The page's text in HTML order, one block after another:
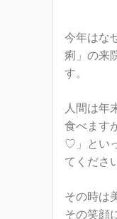
今年はな
痢」の来
す。
人間は年
食べます
♡」とい
てくださ
その時は
その笑顔